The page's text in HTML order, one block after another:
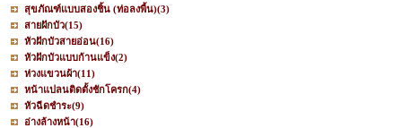
สุขภัณฑ์แบบสองชิ้น (ท่อลงพื้น)(3)
สายฝักบัว(15)
หัวฝักบัวสายอ่อน(16)
หัวฝักบัวแบบก้านแข็ง(2)
ห่วงแขวนผ้า(11)
หน้าแปลนติดตั้งชักโครก(4)
หัวฉีดชำระ(9)
อ่างล้างหน้า(16)